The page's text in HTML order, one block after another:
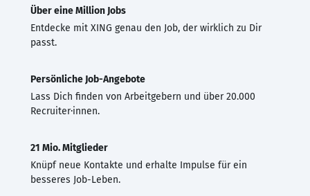
Über eine Million Jobs
Entdecke mit XING genau den Job, der wirklich zu Dir
passt.
Persönliche Job-Angebote
Lass Dich finden von Arbeitgebern und über 20.000
Recruiter·innen.
21 Mio. Mitglieder
Knüpf neue Kontakte und erhalte Impulse für ein
besseres Job-Leben.